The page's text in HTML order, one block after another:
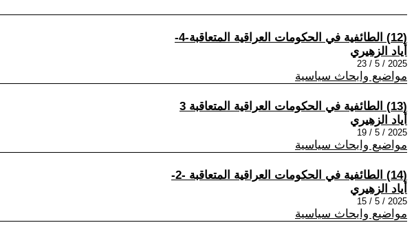
(12) الطائفية في الحكومات العراقية المتعاقبة-4-
أياد الزهيري
2025 / 5 / 23
مواضيع وابحاث سياسية
(13) الطائفية في الحكومات العراقية المتعاقبة 3
أياد الزهيري
2025 / 5 / 19
مواضيع وابحاث سياسية
(14) الطائفية في الحكومات العراقية المتعاقبة -2-
أياد الزهيري
2025 / 5 / 15
مواضيع وابحاث سياسية